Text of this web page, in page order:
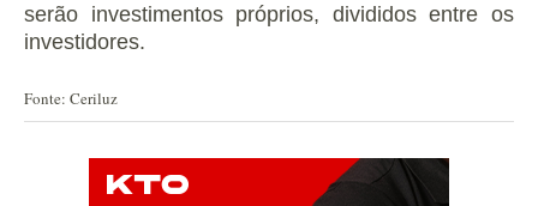
serão investimentos próprios, divididos entre os
investidores.
Fonte: Ceriluz